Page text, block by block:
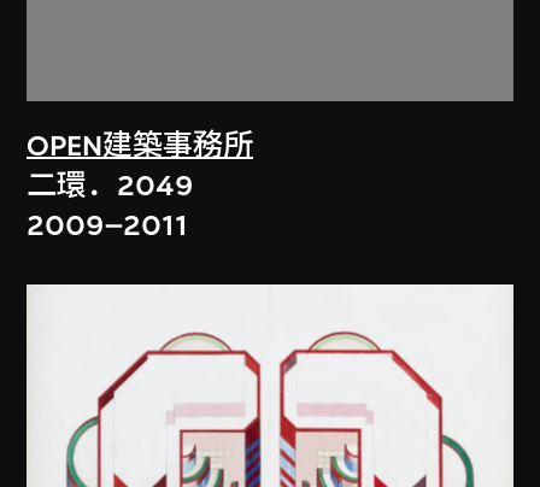
OPEN建築事務所
二環．2049
2009–2011